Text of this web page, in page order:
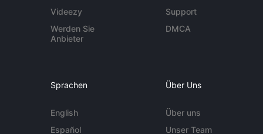
Videezy
Werden Sie
Anbieter
Support
DMCA
Sprachen
English
Español
Über Uns
Über uns
Unser Team